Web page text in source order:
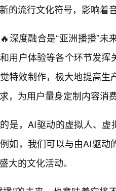
的流行文化符号，影响着
深度融合是“亚洲播播”
用户体验等各个环节发
特效制作，极大地提高
，为用户量身定制内容消
是，AI驱动的虚拟人、虚
如，我们可以与由AI驱
大的文化活动。